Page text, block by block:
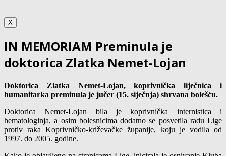
X
IN MEMORIAM Preminula je
doktorica Zlatka Nemet-Lojan
Doktorica Zlatka Nemet-Lojan, koprivnička liječnica i
humanitarka preminula je jučer (15. siječnja) shrvana bolešću.
Doktorica Nemet-Lojan bila je koprivnička internistica i
hematologinja, a osim bolesnicima dodatno se posvetila radu Lige
protiv raka Koprivničko-križevačke županije, koju je vodila od
1997. do 2005. godine.